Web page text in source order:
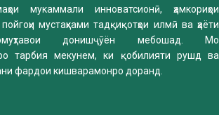
мукаммали инноватсионӣ, ҳамкориҳои
мустаҳками тадқиқотҳои илмӣ ва ҳаёти
донишҷӯён мебошад. Мо
тарбия мекунем, ки қобилияти рушд ва
фардои кишварамонро доранд.